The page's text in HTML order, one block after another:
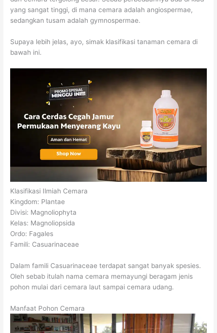
yang sangat tinggi, di mana cemara adalah angiospermae,
sedangkan tusam adalah gymnospermae.
Supaya lebih jelas, ayo, simak klasifikasi tanaman cemara di
bawah ini.
Klasifikasi Ilmiah Cemara
Kingdom: Plantae
Divisi: Magnoliophyta
Kelas: Magnoliopsida
Ordo: Fagales
Famili: Casuarinaceae
Dalam famili Casuarinaceae terdapat sangat banyak spesies.
Oleh sebab itulah nama cemara memayungi beragam jenis
pohon mulai dari cemara laut sampai cemara udang.
Manfaat Pohon Cemara